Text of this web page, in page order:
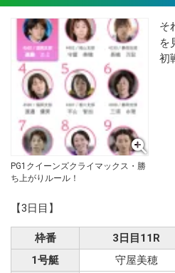
PG1クイーンズクライマックス・勝
ち上がりルール！
そ
を
初
【3日目】
枠番 3日目11R
1号艇
守屋美穂